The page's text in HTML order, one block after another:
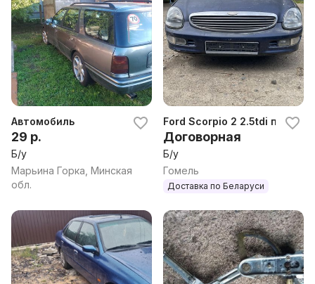
Автомобиль
29 р.
Б/у
Марьина Горка, Минская
обл.
Ford Scorpio 2 2.5tdi по
Договорная
Б/у
Гомель
Доставка по Беларуси